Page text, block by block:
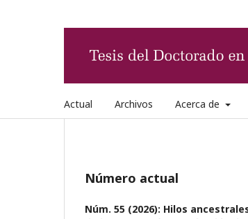
Actual Archivos Acerca de
Número actual
Núm. 55 (2026): Hilos